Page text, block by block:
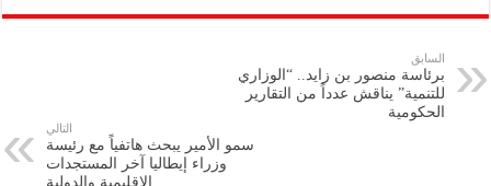
p
y
Li
n
eb
k
tt
nt
at
A
p
gr
ai
ar
السابق
برئاسة منصور بن زايد.. “الوزاري
للتنمية” يناقش عدداً من التقارير
الحكومية
التالي
سمو الأمير يبحث هاتفياً مع رئيسة
وزراء إيطاليا آخر المستجدات
الإقليمية والدولية